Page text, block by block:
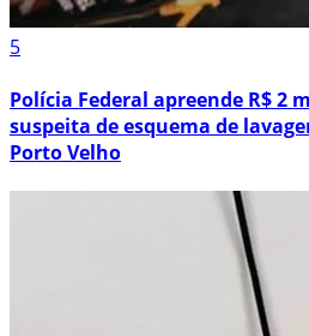
5
Polícia Federal apreende R$ 2
suspeita de esquema de
Porto Velho